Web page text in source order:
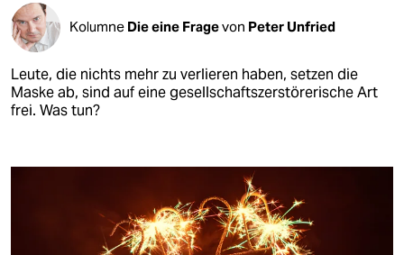
Kolumne Die eine Fragevon Peter Unfried
Leute, die nichts mehr zu verlieren haben, setzen die
Maske ab, sind auf eine gesellschaftszerstörerische Art
frei. Was tun?